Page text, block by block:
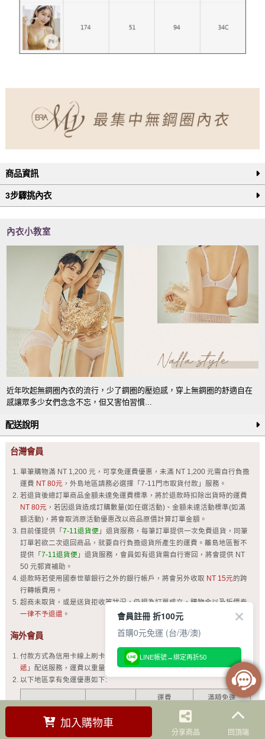
商品資訊
3步驟挑內衣
內衣小教室
近年吹起無鋼圈內衣的流行，少了鋼圈的壓迫感，穿上無鋼圈的舒適自在
感讓眾多少女們念念不忘，但又害怕習慣...
配送說明
台灣會員
單筆購物滿 NT 1,200 元，可享免運費優惠，未滿 NT 1,200 元需自行負擔
運費 NT 80元 ，外島地區請務必選擇「7-11門市取貨付款」服務。
若退貨後總訂單商品金額未達免運費標準，將於退款時扣除出貨時的運費
NT 80元 ，若因退貨造成訂購數量(如任選活動)、金額未達活動標準(如滿
額活動)，將會取消原活動優惠改以商品原價計算訂單金額。
目前僅提供「 7-11退貨便 」退貨服務，每筆訂單提供一次免費退貨，同筆
訂單若欲二次退回商品，就要自行負擔退貨所產生的運費。離島地區暫不
提供「 7-11退貨便 」退貨服務，會員如有退貨需自行寄回，將會提供 NT
50 元郵資補助。
退款時若使用國泰世華銀行之外的銀行帳戶，將會另外收取 NT 15元的跨
行轉帳費用。
超商未取貨，或是送貨拒收等狀況，仍視為訂單成立，購物金以及折價劵
一律不予退還 。
海外會員
付款方式為信用卡線上刷卡(VISA、MASTER、JCB)；包裹皆以「
遞 」配送服務，運費以重量及材積尺寸為計算標準。
以下地區享有免運優惠如下:
運費
Shipping Fees
滿額免運
Free Shipping
香港 Hong Kong HK$ 50 HK$ 500
加入購物車
分享商品 回頂端
會員註冊 折100元
首購0元免運 (台/港/澳)
LINE帳號→綁定再折50